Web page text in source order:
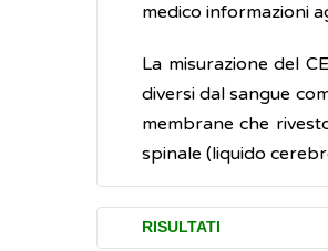
medico informazioni
La misurazione del
diversi dal sangue
membrane che
spinale (liquido
RISULTATI